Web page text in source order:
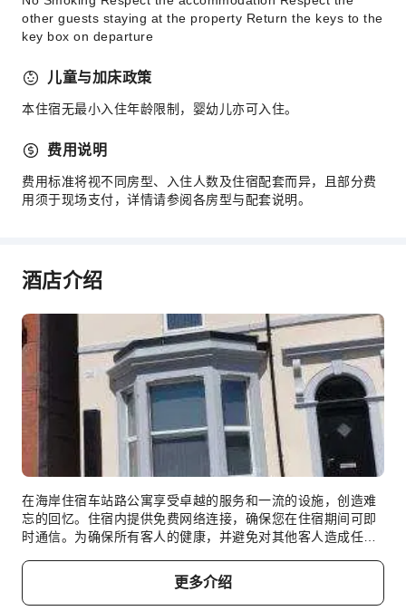
other guests staying at the property Return the keys to the
key box on departure
儿童与加床政策
本住宿无最小入住年龄限制，婴幼儿亦可入住。
费用说明
费用标准将视不同房型、入住人数及住宿配套而异，且部分费
用须于现场支付，详情请参阅各房型与配套说明。
酒店介绍
在海岸住宿车站路公寓享受卓越的服务和一流的设施，创造难
忘的回忆。住宿内提供免费网络连接，确保您在住宿期间可即
时通信。为确保所有客人的健康，并避免对其他客人造成任何
松，客房采用了温馨的设计，并配备了所有基本必需品，为您
营造愉快的入住体验。为了确保您享受愉快的入住体验，部分
更多介绍